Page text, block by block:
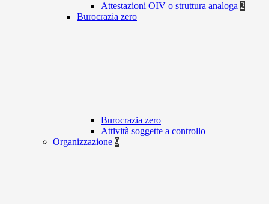
Attestazioni OIV o struttura analoga 2
Burocrazia zero
Burocrazia zero
Attività soggette a controllo
Organizzazione 9